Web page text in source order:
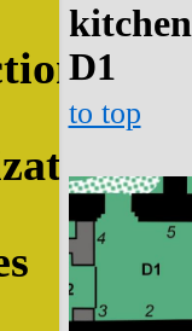
kitchen
D1
to top